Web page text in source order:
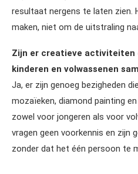
resultaat nergens te laten zien.
maken, niet om de uitstraling
Zijn er creatieve activiteiten
kinderen en volwassenen
Ja, er zijn genoeg bezigheden
mozaïeken, diamond painting
zowel voor jongeren als voor
vragen geen voorkennis en zijn
zonder dat het één persoon te